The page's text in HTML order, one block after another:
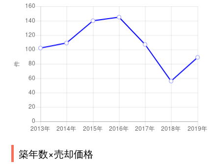
築年数×売却価格